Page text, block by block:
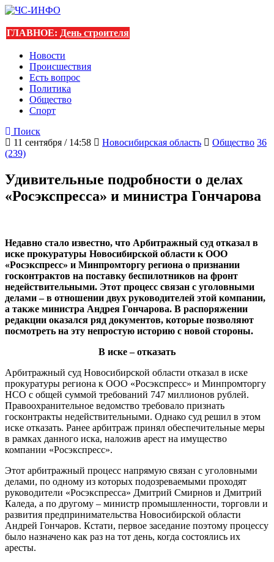
ГЛАВНОЕ: День строителя
Новости
Происшествия
Есть вопрос
Политика
Общество
Спорт
Поиск
11 сентября / 14:58
Новосибирская область Общество 36
(239)
Удивительные подробности о делах
«Росэкспресса» и министра Гончарова
Недавно стало известно, что Арбитражный суд отказал в
иске прокуратуры Новосибирской области к ООО
«Росэкспресс» и Минпромторгу региона о признании
госконтрактов на поставку беспилотников на фронт
недействительными. Этот процесс связан с уголовными
делами – в отношении двух руководителей этой компании,
а также министра Андрея Гончарова. В распоряжении
редакции оказался ряд документов, которые позволяют
посмотреть на эту непростую историю с новой стороны.
В иске – отказать
Арбитражный суд Новосибирской области отказал в иске
прокуратуры региона к ООО «Росэкспресс» и Минпромторгу
НСО с общей суммой требований 747 миллионов рублей.
Правоохранительное ведомство требовало признать
госконтракты недействительными. Однако суд решил в этом
иске отказать. Ранее арбитраж принял обеспечительные меры
в рамках данного иска, наложив арест на имущество
компании «Росэкспресс».
Этот арбитражный процесс напрямую связан с уголовными
делами, по одному из которых подозреваемыми проходят
руководители «Росэкспресса» Дмитрий Смирнов и Дмитрий
Каледа, а по другому – министр промышленности, торговли и
развития предпринимательства Новосибирской области
Андрей Гончаров. Кстати, первое заседание поэтому процессу
было назначено как раз на тот день, когда состоялись их
аресты.